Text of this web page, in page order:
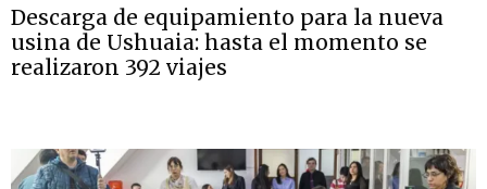
Descarga de equipamiento para la nueva
usina de Ushuaia: hasta el momento se
realizaron 392 viajes